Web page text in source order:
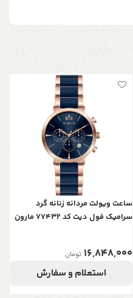
ساعت ویولت مردانه زنانه گرد
سرامیک فول دیت کد 77432 مارون
16,848,000 تومان
استعلام و سفارش